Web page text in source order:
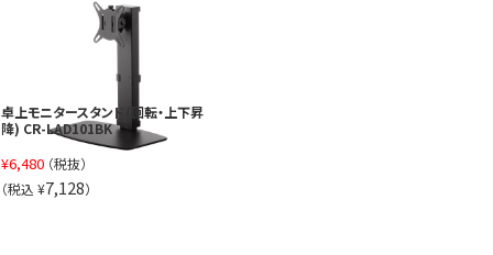
卓上モニタースタンド(回転・上下昇
降) CR-LAD101BK
¥6,480 （税抜）
（税込 ¥7,128）